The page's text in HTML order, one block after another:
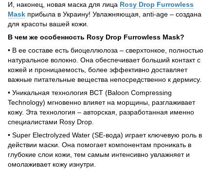
И, наконец, новая маска для лица Rosy Drop Furrowless
Mask прибыла в Украину! Увлажняющая, anti-age – создана
для красоты вашей кожи.
В чем же особенность Rosy Drop Furrowless Mask?
• В ее составе есть биоцеллюлоза – сверхтонкое, полностью
натуральное волокно. Она обеспечивает больший контакт с
кожей и проницаемость, более эффективно доставляет
важные питательные вещества непосредственно к дермису.
• Уникальная технология BCT (Baloon Compressing
Technology) мгновенно влияет на морщины, разглаживает
кожу. Эта технология – авторская, разработанная именно
специалистами Rosy Drop.
• Super Electrolyzed Water (SE-вода) играет ключевую роль в
действии маски. Она помогает компонентам проникать в
глубокие слои кожи, тем самым интенсивно увлажняет и
омолаживает кожу изнутри.